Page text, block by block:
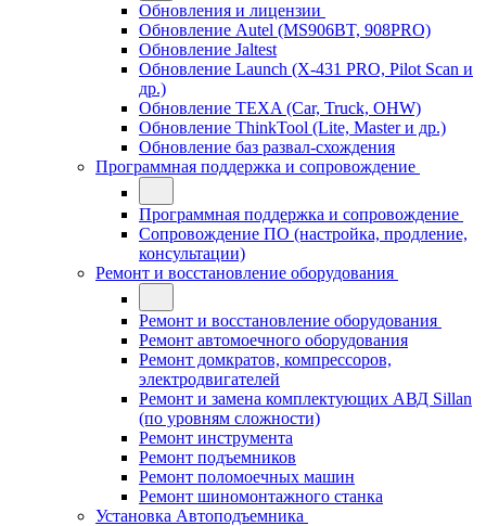
Обновления и лицензии
Обновление Autel (MS906BT, 908PRO)
Обновление Jaltest
Обновление Launch (X-431 PRO, Pilot Scan и
др.)
Обновление TEXA (Car, Truck, OHW)
Обновление ThinkTool (Lite, Master и др.)
Обновление баз развал-схождения
Программная поддержка и сопровождение
Программная поддержка и сопровождение
Сопровождение ПО (настройка, продление,
консультации)
Ремонт и восстановление оборудования
Ремонт и восстановление оборудования
Ремонт автомоечного оборудования
Ремонт домкратов, компрессоров,
электродвигателей
Ремонт и замена комплектующих АВД Sillan
(по уровням сложности)
Ремонт инструмента
Ремонт подъемников
Ремонт поломоечных машин
Ремонт шиномонтажного станка
Установка Автоподъемника